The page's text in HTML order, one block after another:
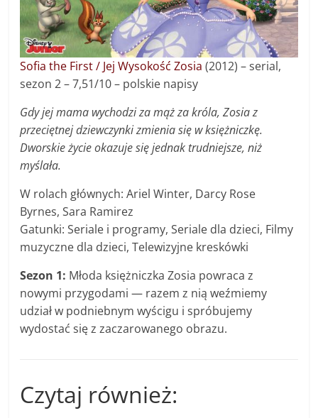
Sofia the First / Jej Wysokość Zosia (2012) – serial,
sezon 2 –7,51/10 – polskie napisy
Gdy jej mama wychodzi za mąż za króla, Zosia z
przeciętnej dziewczynki zmienia się w księżniczkę.
Dworskie życie okazuje się jednak trudniejsze, niż
myślała.
W rolach głównych: Ariel Winter, Darcy Rose
Byrnes, Sara Ramirez
Gatunki: Seriale i programy, Seriale dla dzieci, Filmy
muzyczne dla dzieci, Telewizyjne kreskówki
Sezon 1: Młoda księżniczka Zosia powraca z
nowymi przygodami — razem z nią weźmiemy
udział w podniebnym wyścigu i spróbujemy
wydostać się z zaczarowanego obrazu.
Czytaj również: